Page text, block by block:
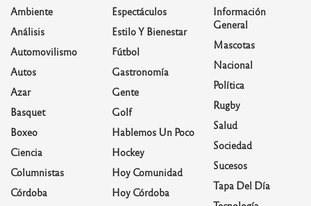
Ambiente
Análisis
Automovilismo
Autos
Azar
Basquet
Boxeo
Ciencia
Columnistas
Córdoba
Espectáculos
Estilo Y Bienestar
Fútbol
Gastronomía
Gente
Golf
Hablemos Un Poco
Hockey
Hoy Comunidad
Hoy Córdoba
Información
General
Mascotas
Nacional
Política
Rugby
Salud
Sociedad
Sucesos
Tapa Del Día